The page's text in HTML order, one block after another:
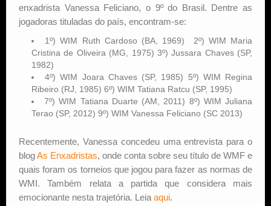
enxadrista Vanessa Feliciano, o 9º do Brasil. Dentre as
jogadoras tituladas do país, encontram-se:
1º) WIM Ruth Cardoso (BA, 1969) 2º) WIM Maria
Cristina de Oliveira (MG, 1975) 3º) Jussara Chaves (SP,
1982)
4º) WIM Joara Chaves (SP, 1985) 5º) WIM Regina
Ribeiro (RJ, 1985) 6º) WIM Tatiana Ratcu (SP, 1995)
7º) WIM Tatiana Duarte (AM, 2011) 8º) WIM Juliana
Terao (SP, 2012) 9º) WIM Vanessa Feliciano (SC 2013)
Recentemente, Vanessa concedeu uma entrevista para o
blogAs Enxadristas, onde conta sobre seu título de WMF e
quais foram os torneios que jogou para fazer as normas de
WMI. Também relata a partida que considera mais
emocionante nesta trajetória. Leia aqui.